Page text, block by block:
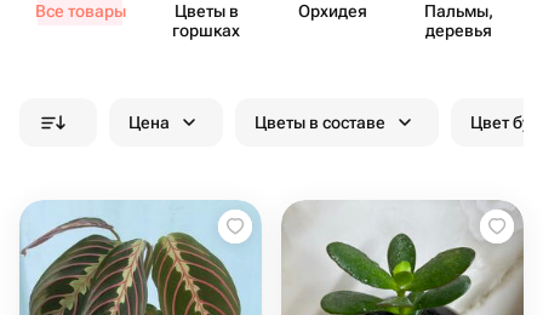
Все товары
Цветы в
горшках
Орхидея
Пальмы,
деревья
Цена Цветы в составе Цвет